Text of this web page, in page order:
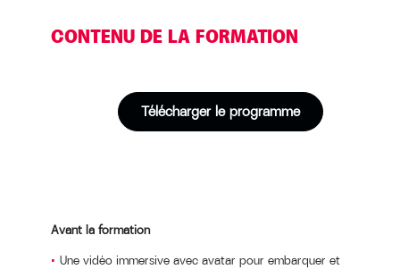
CONTENU DE LA FORMATION
Télécharger le programme
Avant la formation
Une vidéo immersive avec avatar pour embarquer et